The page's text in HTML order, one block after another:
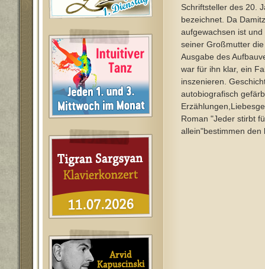
Schriftsteller des 20.
bezeichnet. Da
aufgewachsen ist
seiner Großmutter
Ausgabe des
war für ihn klar, ein
inszenieren.
autobiografisch
Roman "Jeder stirbt
allein"bestimmen den